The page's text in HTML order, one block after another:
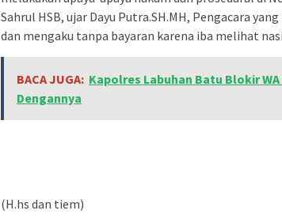
Sahrul HSB, ujar Dayu Putra.SH.MH, Pengacara
dan mengaku tanpa bayaran karena iba melihat
BACA JUGA: Kapolres Labuhan Batu Blokir
Dengannya
(H.hs dan tiem)